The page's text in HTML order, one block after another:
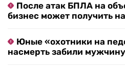
После атак БПЛА на
бизнес может получить
Юные «охотники на
насмерть забили